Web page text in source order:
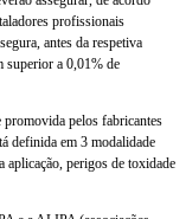
profissionais
antes da respetiva
superior a 0,01% de
promovida pelos fabricantes
definida em 3 modalidade
aplicação, perigos de toxidade